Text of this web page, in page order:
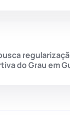
do Grau em